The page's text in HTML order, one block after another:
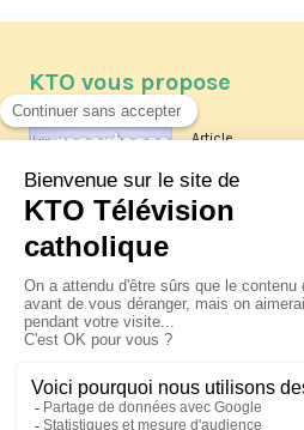
KTO vous propose
Article
Les
La visite
XIV à Assise
jeudi 6 août
Le pape en
Pérou du 6 au